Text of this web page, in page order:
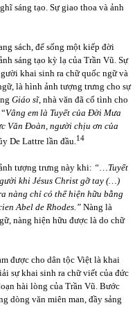
sáng tạo. Sự giao thoa và ảnh
sách, để sống một kiếp đời
sáng tạo kỳ lạ của Trần Vũ. Sự
khai sinh ra chữ quốc ngữ và
là hình ảnh tượng trưng cho sự
Giáo sĩ, nhà văn đã cố tình cho
Vâng em là Tuyết của Đời Mưa
Văn Đoàn, người chịu ơn của
De Lattre lần đầu.14
tượng trưng này khi: “…Tuyết
khi Jésus Christ gỡ tay (…)
nàng chỉ có thể hiện hữu bằng
Abel de Rhodes.” Nàng là
nàng hiện hữu được là do chữ
được cho dân tộc Việt là khai
sự khai sinh ra chữ viết của đức
hài lòng của Trần Vũ. Bước
dòng văn miên man, đầy sảng